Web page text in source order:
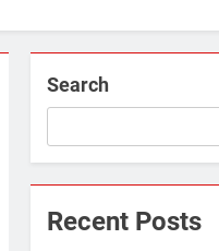
Search
Recent Posts